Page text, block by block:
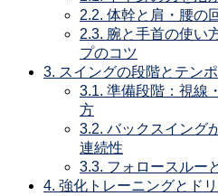
2.2. 体幹と肩・腰の
2.3. 腕と手首の使い
プのコツ
3. スイングの段階とテン
3.1. 準備段階：視線
方
3.2. バックスイング
連続性
3.3. フォロースルー
4. 強化トレーニングとド